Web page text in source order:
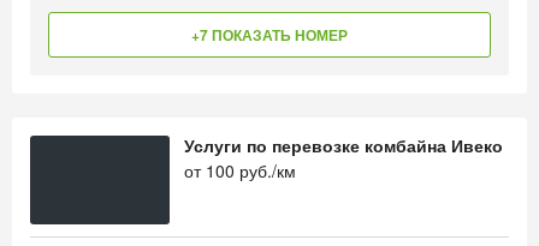
+7 ПОКАЗАТЬ НОМЕР
Услуги по перевозке комбайна Ивеко
от 100 руб./км